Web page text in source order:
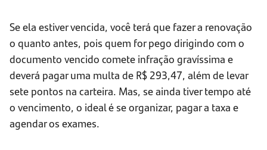
Se ela estiver vencida, você terá que fazer a renovação
o quanto antes, pois quem for pego dirigindo com o
documento vencido comete infração gravíssima e
deverá pagar uma multa de R$ 293,47, além de levar
sete pontos na carteira. Mas, se ainda tiver tempo até
o vencimento, o ideal é se organizar, pagar a taxa e
agendar os exames.